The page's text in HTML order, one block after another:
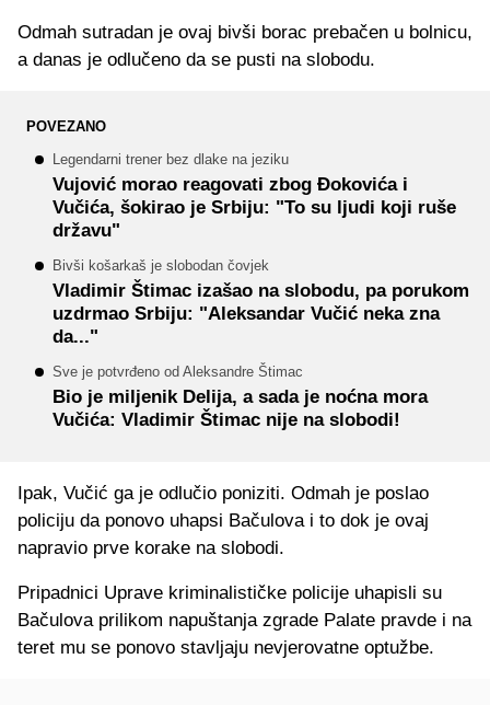
Odmah sutradan je ovaj bivši borac prebačen u bolnicu,
a danas je odlučeno da se pusti na slobodu.
POVEZANO
Legendarni trener bez dlake na jeziku
Vujović morao reagovati zbog Đokovića i
Vučića, šokirao je Srbiju: "To su ljudi koji ruše
državu"
Bivši košarkaš je slobodan čovjek
Vladimir Štimac izašao na slobodu, pa porukom
uzdrmao Srbiju: "Aleksandar Vučić neka zna
da..."
Sve je potvrđeno od Aleksandre Štimac
Bio je miljenik Delija, a sada je noćna mora
Vučića: Vladimir Štimac nije na slobodi!
Ipak, Vučić ga je odlučio poniziti. Odmah je poslao
policiju da ponovo uhapsi Bačulova i to dok je ovaj
napravio prve korake na slobodi.
Pripadnici Uprave kriminalističke policije uhapisli su
Bačulova prilikom napuštanja zgrade Palate pravde i na
teret mu se ponovo stavljaju nevjerovatne optužbe.